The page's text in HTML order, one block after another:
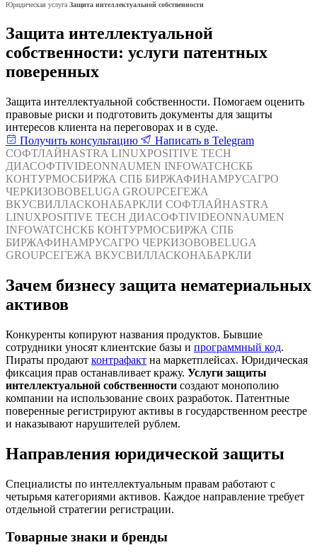
Юридическая услуга Защита интеллектуальной собственности
Защита интеллектуальной
собственности: услуги патентных
поверенных
Защита интеллектуальной собственности. Помогаем оценить
правовые риски и подготовить документы для защиты
интересов клиента на переговорах и в суде.
Получить консультацию
Написать в Telegram
СОФТЛАЙНASTRA LINUXPOSITIVE TECH
ДИАСОФТIVIDEONNAUMEN INFOWATCHСКБ
КОНТУРМОСБИРЖА СПБ БИРЖАФИНАМРУСАГРО
ЧЕРКИЗОВОBELUGA GROUPСЕГЕЖА
ВКУСВИЛЛАСКОНАБАРКЛИ СОФТЛАЙНASTRA
LINUXPOSITIVE TECH ДИАСОФТIVIDEONNAUMEN
INFOWATCHСКБ КОНТУРМОСБИРЖА СПБ
БИРЖАФИНАМРУСАГРО ЧЕРКИЗОВОBELUGA
GROUPСЕГЕЖА ВКУСВИЛЛАСКОНАБАРКЛИ
Зачем бизнесу защита нематериальных
активов
Конкуренты копируют названия продуктов. Бывшие
сотрудники уносят клиентские базы и программный код.
Пираты продают контрафакт на маркетплейсах. Юридическая
фиксация прав останавливает кражу. Услуги защиты
интеллектуальной собственности создают монополию
компании на использование своих разработок. Патентные
поверенные регистрируют активы в государственном реестре
и наказывают нарушителей рублем.
Направления юридической защиты
Специалисты по интеллектуальным правам работают с
четырьмя категориями активов. Каждое направление требует
отдельной стратегии регистрации.
Товарные знаки и бренды